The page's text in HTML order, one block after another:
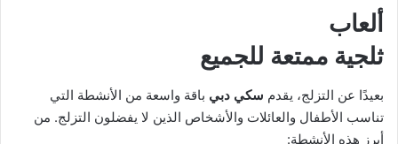
ألعاب
ثلجية ممتعة للجميع
بعيدًا عن التزلج، يقدم سكي دبي باقة واسعة من الأنشطة التي
تناسب الأطفال والعائلات والأشخاص الذين لا يفضلون التزلج. من
أبرز هذه الأنشطة: